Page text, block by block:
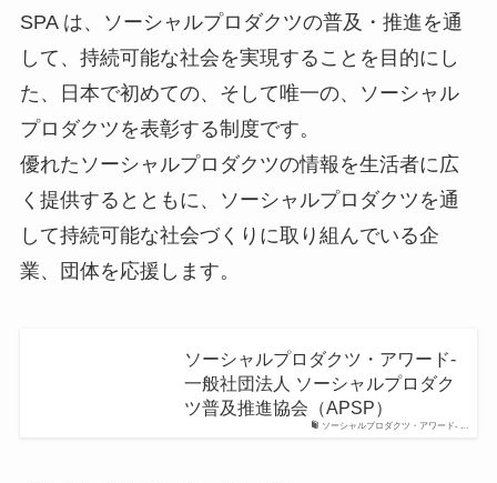
SPA は、ソーシャルプロダクツの普及・推進を通
して、持続可能な社会を実現することを目的にし
た、日本で初めての、そして唯一の、ソーシャル
プロダクツを表彰する制度です。
優れたソーシャルプロダクツの情報を生活者に広
く提供するとともに、ソーシャルプロダクツを通
して持続可能な社会づくりに取り組んでいる企
業、団体を応援します。
ソーシャルプロダクツ・アワード- ...
ソーシャルプロダクツ・アワード-
一般社団法人 ソーシャルプロダク
ツ普及推進協会（APSP）